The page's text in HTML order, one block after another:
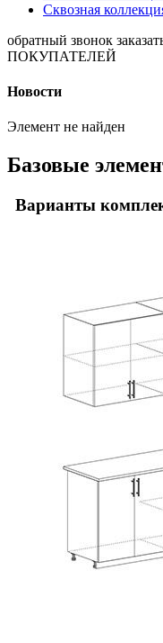
Сквозная
обратный звонок
ПОКУПАТЕЛЕЙ
Новости
Элемент не найден
Базовые
Варианты